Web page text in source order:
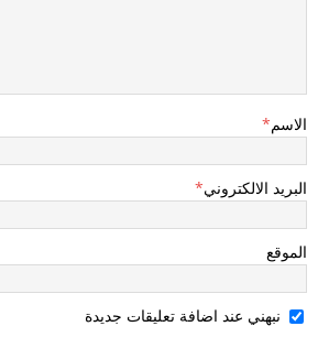
الاسم*
البريد الالكتروني*
الموقع
نبهني عند اضافة تعليقات جديدة